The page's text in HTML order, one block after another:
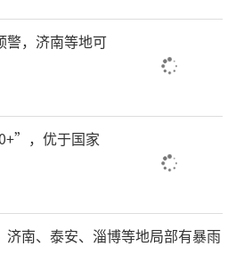
、酒店、商业等城市多元
景、智慧化的服务管理
引领的智慧生活服务生态
警，济南等地可
，优于国家
济南、泰安、淄博等地局部有暴雨